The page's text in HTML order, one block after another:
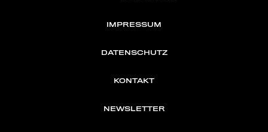
IMPRESSUM
DATENSCHUTZ
KONTAKT
NEWSLETTER